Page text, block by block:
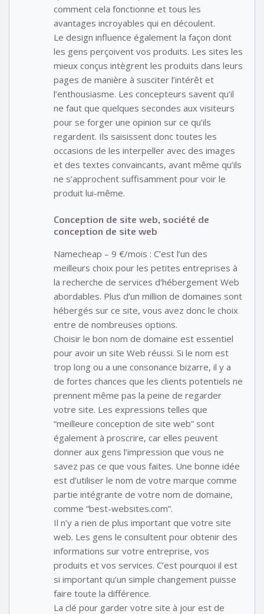
comment cela fonctionne et tous les
avantages incroyables qui en découlent.
Le design influence également la façon dont
les gens perçoivent vos produits. Les sites les
mieux conçus intègrent les produits dans leurs
pages de manière à susciter l’intérêt et
l’enthousiasme. Les concepteurs savent qu’il
ne faut que quelques secondes aux visiteurs
pour se forger une opinion sur ce qu’ils
regardent. Ils saisissent donc toutes les
occasions de les interpeller avec des images
et des textes convaincants, avant même qu’ils
ne s’approchent suffisamment pour voir le
produit lui-même.
Conception de site web, société de
conception de site web
Namecheap – 9 €/mois : C’est l’un des
meilleurs choix pour les petites entreprises à
la recherche de services d’hébergement Web
abordables. Plus d’un million de domaines sont
hébergés sur ce site, vous avez donc le choix
entre de nombreuses options.
Choisir le bon nom de domaine est essentiel
pour avoir un site Web réussi. Si le nom est
trop long ou a une consonance bizarre, il y a
de fortes chances que les clients potentiels ne
prennent même pas la peine de regarder
votre site. Les expressions telles que
“meilleure conception de site web” sont
également à proscrire, car elles peuvent
donner aux gens l’impression que vous ne
savez pas ce que vous faites. Une bonne idée
est d’utiliser le nom de votre marque comme
partie intégrante de votre nom de domaine,
comme “best-websites.com”.
Il n’y a rien de plus important que votre site
web. Les gens le consultent pour obtenir des
informations sur votre entreprise, vos
produits et vos services. C’est pourquoi il est
si important qu’un simple changement puisse
faire toute la différence.
La clé pour garder votre site à jour est de